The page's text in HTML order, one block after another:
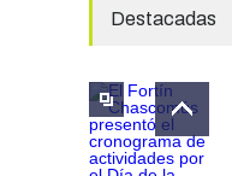
Destacadas